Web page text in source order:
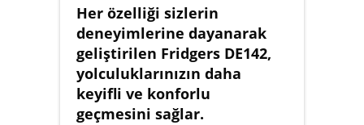
Her özelliği sizlerin
deneyimlerine dayanarak
geliştirilen Fridgers DE142,
yolculuklarınızın daha
keyifli ve konforlu
geçmesini sağlar.